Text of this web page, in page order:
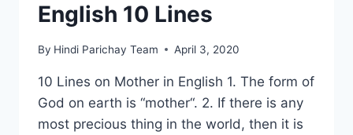
English 10 Lines
By Hindi Parichay Team April 3, 2020
10 Lines on Mother in English 1. The form of
God on earth is “mother“. 2. If there is any
most precious thing in the world, then it is